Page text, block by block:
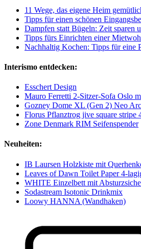
11 Wege, das eigene Heim
Tipps für einen schönen
Dampfen statt Bügeln: Zeit sparen
Tipps fürs Einrichten einer
Nachhaltig Kochen: Tipps für eine
Interismo entdecken:
Esschert Design
Mauro Ferretti 2-Sitzer-Sofa Oslo
Gozney Dome XL (Gen 2) Neo
Florus Pflanztrog jive square stripe
Zone Denmark RIM Seifenspender
Neuheiten:
IB Laursen Holzkiste mit
Leaves of Dawn Toilet Paper 4-
WHITE Einzelbett mit
Sodastream Isotonic Drinkmix
Loowy HANNA (Wandhaken)